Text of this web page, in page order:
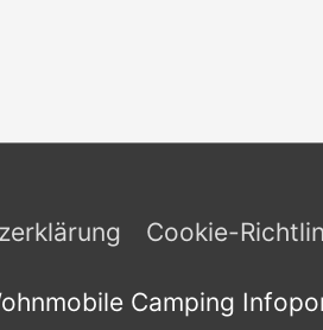
Cookie-
Camping